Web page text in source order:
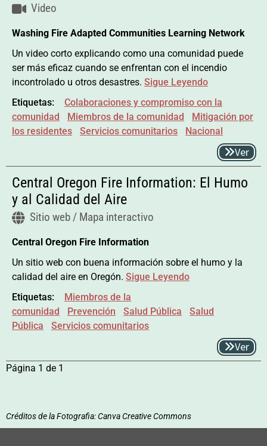
Video
Washing Fire Adapted Communities Learning Network
Un video corto explicando como una comunidad puede
ser más eficaz cuando se enfrentan con el incendio
incontrolado u otros desastres. Sigue Leyendo
Etiquetas:
Colaboraciones y compromiso con la
comunidad
Miembros de la comunidad
Mitigación por
los residentes
Servicios comunitarios Nacional
Ver
Central Oregon Fire Information: El Humo
y al Calidad del Aire
Sitio web / Mapa interactivo
Central Oregon Fire Information
Un sitio web con buena información sobre el humo y la
calidad del aire en Oregón. Sigue Leyendo
Etiquetas:
Miembros de la
comunidad
Prevención Salud Pública
Salud
Pública
Servicios comunitarios
Ver
Página 1 de 1
Créditos de la Fotografia: Canva Creative Commons